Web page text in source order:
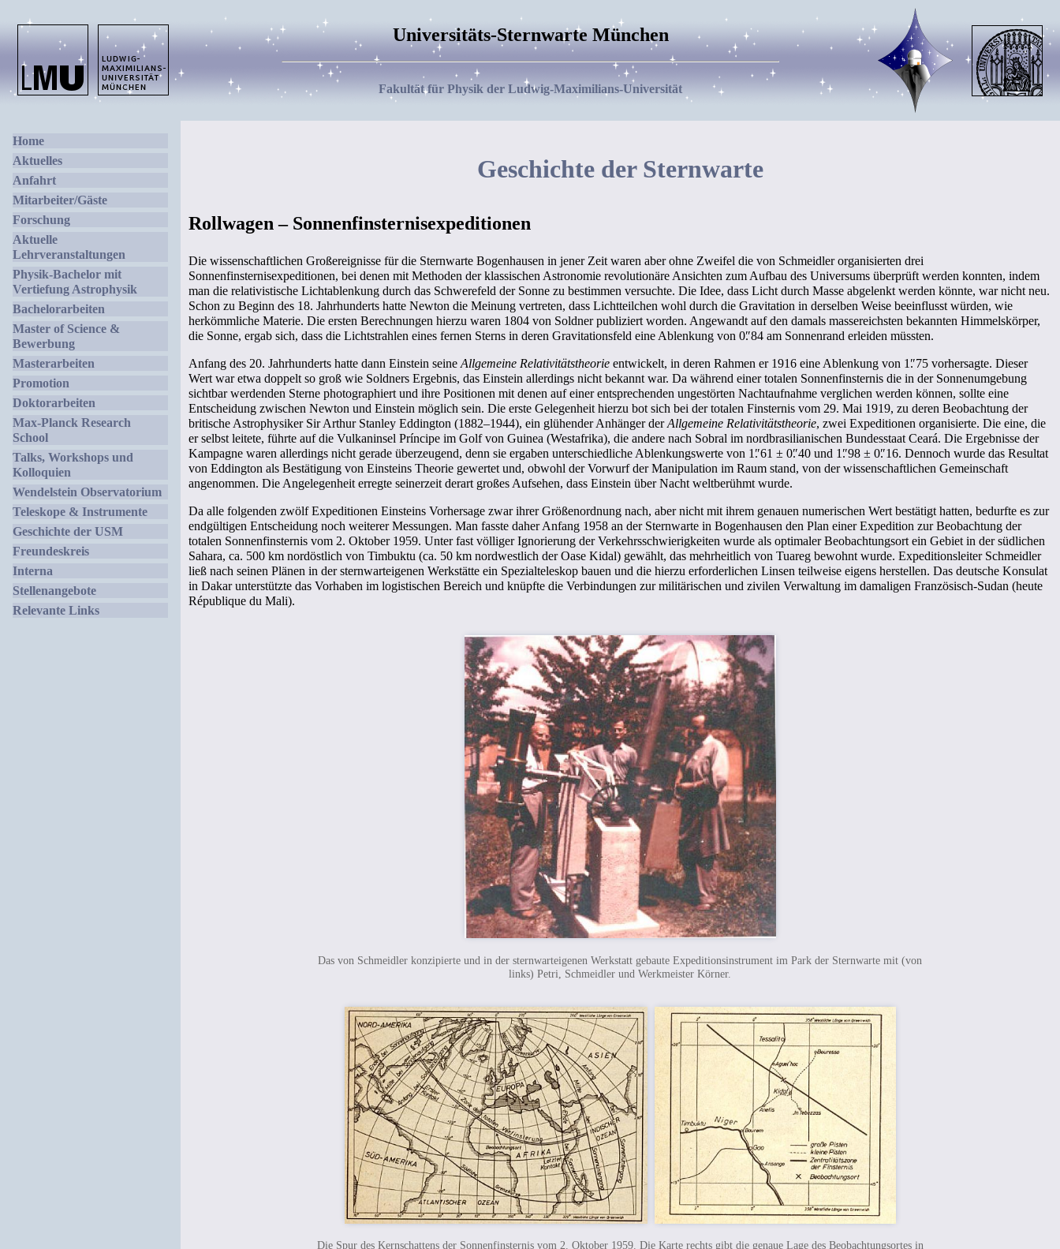
Universitäts-Sternwarte München
Fakultät für Physik der Ludwig-Maximilians-Universität
Home
Aktuelles
Anfahrt
Mitarbeiter/Gäste
Forschung
Aktuelle
Lehrveranstaltungen
Physik-Bachelor mit
Vertiefung Astrophysik
Bachelorarbeiten
Master of Science &
Bewerbung
Masterarbeiten
Promotion
Doktorarbeiten
Max-Planck Research
School
Talks, Workshops und
Kolloquien
Wendelstein Observatorium
Teleskope & Instrumente
Geschichte der USM
Freundeskreis
Interna
Stellenangebote
Relevante Links
Geschichte der Sternwarte
Rollwagen – Sonnenfinsternisexpeditionen
Die wissenschaftlichen Großereignisse für die Sternwarte Bogenhausen in jener Zeit waren aber ohne Zweifel die von Schmeidler organisierten drei
Sonnenfinsternisexpeditionen, bei denen mit Methoden der klassischen Astronomie revolutionäre Ansichten zum Aufbau des Universums überprüft werden konnten, indem
man die relativistische Lichtablenkung durch das Schwerefeld der Sonne zu bestimmen versuchte. Die Idee, dass Licht durch Masse abgelenkt werden könnte, war nicht neu.
Schon zu Beginn des 18. Jahrhunderts hatte Newton die Meinung vertreten, dass Lichtteilchen wohl durch die Gravitation in derselben Weise beeinflusst würden, wie
herkömmliche Materie. Die ersten Berechnungen hierzu waren 1804 von Soldner publiziert worden. Angewandt auf den damals massereichsten bekannten Himmelskörper,
die Sonne, ergab sich, dass die Lichtstrahlen eines fernen Sterns in deren Gravitationsfeld eine Ablenkung von 0.″84 am Sonnenrand erleiden müssten.
Anfang des 20. Jahrhunderts hatte dann Einstein seine Allgemeine Relativitätstheorie entwickelt, in deren Rahmen er 1916 eine Ablenkung von 1 .″75 vorhersagte. Dieser
Wert war etwa doppelt so groß wie Soldners Ergebnis, das Einstein allerdings nicht bekannt war. Da während einer totalen Sonnenfinsternis die in der Sonnenumgebung
sichtbar werdenden Sterne photographiert und ihre Positionen mit denen auf einer entsprechenden ungestörten Nachtaufnahme verglichen werden können, sollte eine
Entscheidung zwischen Newton und Einstein möglich sein. Die erste Gelegenheit hierzu bot sich bei der totalen Finsternis vom 29. Mai 1919, zu deren Beobachtung der
britische Astrophysiker Sir Arthur Stanley Eddington (1882–1944), ein glühender Anhänger derAllgemeine Relativitätstheorie, zwei Expeditionen organisierte. Die eine, die
er selbst leitete, führte auf die Vulkaninsel Príncipe im Golf von Guinea (Westafrika), die andere nach Sobral im nordbrasilianischen Bundesstaat Ceará. Die Ergebnisse der
Kampagne waren allerdings nicht gerade überzeugend, denn sie ergaben unterschiedliche Ablenkungswerte von 1 .″61 ± 0.″40 und 1 .″98 ± 0.″16. Dennoch wurde das Resultat
von Eddington als Bestätigung von Einsteins Theorie gewertet und, obwohl der Vorwurf der Manipulation im Raum stand, von der wissenschaftlichen Gemeinschaft
angenommen. Die Angelegenheit erregte seinerzeit derart großes Aufsehen, dass Einstein über Nacht weltberühmt wurde.
Da alle folgenden zwölf Expeditionen Einsteins Vorhersage zwar ihrer Größenordnung nach, aber nicht mit ihrem genauen numerischen Wert bestätigt hatten, bedurfte es zur
endgültigen Entscheidung noch weiterer Messungen. Man fasste daher Anfang 1958 an der Sternwarte in Bogenhausen den Plan einer Expedition zur Beobachtung der
totalen Sonnenfinsternis vom 2. Oktober 1959. Unter fast völliger Ignorierung der Verkehrsschwierigkeiten wurde als optimaler Beobachtungsort ein Gebiet in der südlichen
Sahara, ca. 500 km nordöstlich von Timbuktu (ca. 50 km nordwestlich der Oase Kidal) gewählt, das mehrheitlich von Tuareg bewohnt wurde. Expeditionsleiter Schmeidler
ließ nach seinen Plänen in der sternwarteigenen Werkstätte ein Spezialteleskop bauen und die hierzu erforderlichen Linsen teilweise eigens herstellen. Das deutsche Konsulat
in Dakar unterstützte das Vorhaben im logistischen Bereich und knüpfte die Verbindungen zur militärischen und zivilen Verwaltung im damaligen Französisch-Sudan (heute
République du Mali).
Das von Schmeidler konzipierte und in der sternwarteigenen Werkstatt gebaute Expeditionsinstrument im Park der Sternwarte mit (von
links) Petri, Schmeidler und Werkmeister Körner.
Die Spur des Kernschattens der Sonnenfinsternis vom 2. Oktober 1959. Die Karte rechts gibt die genaue Lage des Beobachtungsortes in